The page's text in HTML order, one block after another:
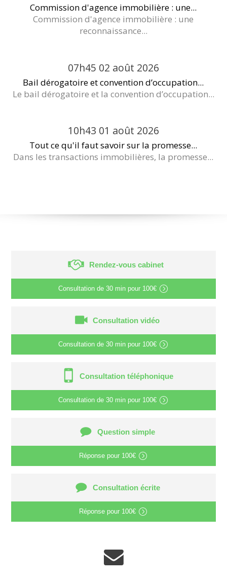
Commission d'agence immobilière : une...
Commission d'agence immobilière : une
reconnaissance...
07h45 02 août 2026
Bail dérogatoire et convention d’occupation...
Le bail dérogatoire et la convention d’occupation...
10h43 01 août 2026
Tout ce qu'il faut savoir sur la promesse...
Dans les transactions immobilières, la promesse...
Rendez-vous cabinet
Consultation de 30 min pour 100€
Consultation vidéo
Consultation de 30 min pour 100€
Consultation téléphonique
Consultation de 30 min pour 100€
Question simple
Réponse pour 100€
Consultation écrite
Réponse pour 100€